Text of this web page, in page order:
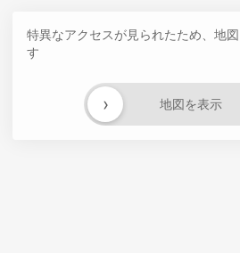
特異なアクセスが見られたため、地
す
地図を表示
›